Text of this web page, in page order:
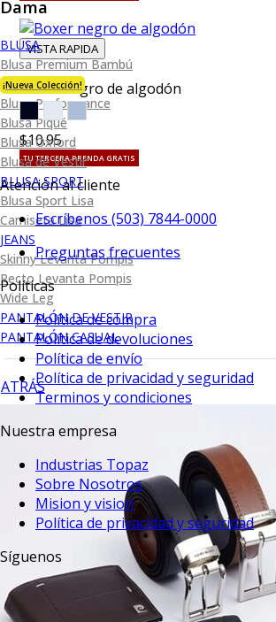
Dama
BLUSA
Blusa Premium Bambú
¡Nueva Colección!
Blusa Performance
Blusa Piqué
Blusa Oxford
Blusa de Vestir
BLUSA SPORT
Blusa Sport Lisa
Camiseta Lisa
JEANS
Skinny Levanta Pompis
Recto Levanta Pompis
Wide Leg
PANTALÓN DE VESTIR
PANTALÓN CASUAL
ATRÁS
VISTA RAPIDA
Boxer negro de algodón
$10.95
TU TERCERA PRENDA GRATIS
Atención al cliente
Escríbenos (503) 7844-0000
Preguntas frecuentes
Políticas
Política de compra
Política de devoluciones
Política de envío
Política de privacidad y seguridad
Terminos y condiciones
Nuestra empresa
Industrias Topaz
Sobre Nosotros
Mision y vision
Política de privacidad y seguridad
Síguenos